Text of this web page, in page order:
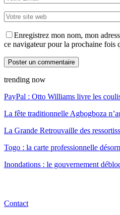
Enregistrez mon nom, mon
ce navigateur pour la prochaine fois
trending now
PayPal : Otto Williams livre les
La fête traditionnelle Agbogboza
La Grande Retrouvaille des
Togo : la carte professionnelle
Inondations : le gouvernement
Contact